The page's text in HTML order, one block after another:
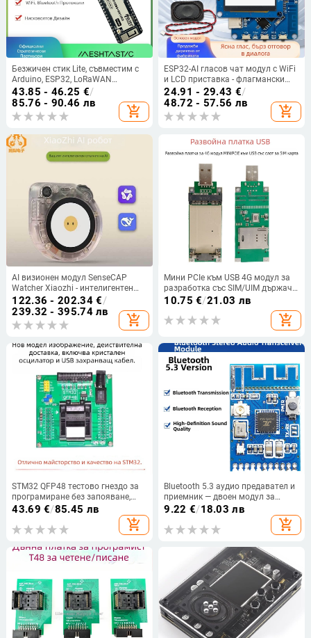
Безжичен стик Lite, съвместим с
Arduino, ESP32, LoRaWAN
протокол, WIFI, Bluetooth
43.85 - 46.25 €/
85.76 - 90.46 лв
add_shopping_cart
ESP32-AI гласов чат модул с WiFi
и LCD приставка - флагмански
модел (ESP32 AI, WiFi, LCD
приставка, гласов чат)
24.91 - 29.43 €/
48.72 - 57.56 лв
add_shopping_cart
AI визионен модул SenseCAP
Watcher Xiaozhi - интелигентен
гласов асистент
122.36 - 202.34€/
239.32 - 395.74 лв
add_shopping_cart
Мини PCIe към USB 4G модул за
разработка със SIM/UIM държач
за карта
10.75 €/21.03 лв
add_shopping_cart
STM32 QFP48 тестово гнездо за
програмиране без запояване,
поддържа F103/F0/F4/L0
43.69 €/85.45 лв
add_shopping_cart
Bluetooth 5.3 аудио предавател и
приемник — двоен модул за
стерео безжично предаване на
9.22 €/18.03 лв
add_shopping_cart